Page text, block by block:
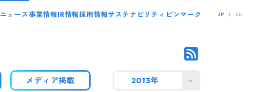
ニュース事業情報IR情報採用情報サステナビリティ ピンマーク JP EN
メディア掲載 2013年